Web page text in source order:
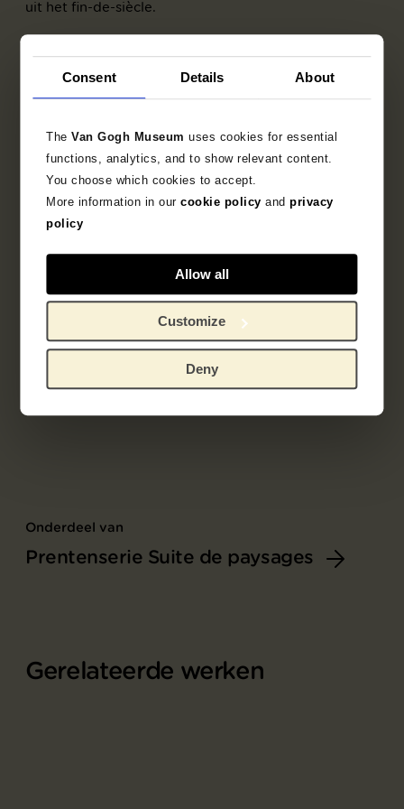
Consent Details About
TheVan Gogh Museumuses cookies for essential
functions, analytics, and to show relevant content.
You choose which cookies to accept.
More information in ourcookie policy andprivacy
policy
Allow all
Customize
Deny
uit het fin-de-siècle.
Onderdeel van
Prentenserie Suite de paysages
Gerelateerde werken